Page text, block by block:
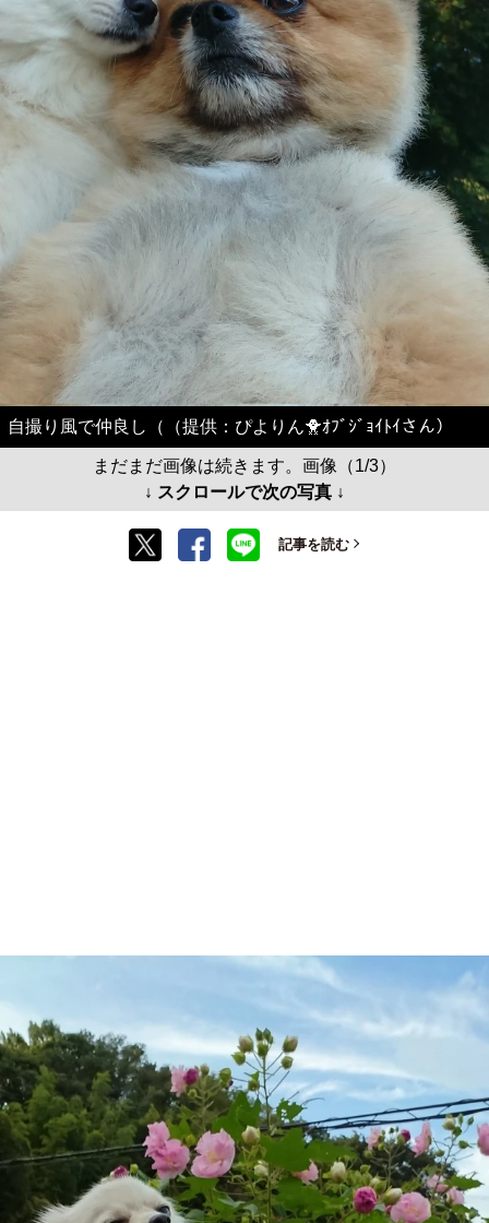
自撮り風で仲良し（（提供：ぴよりん🐥ｵﾌﾞｼﾞｮｲﾄｲさん）
まだまだ画像は続きます。画像（1/3）
↓ スクロールで次の写真 ↓
記事を読む